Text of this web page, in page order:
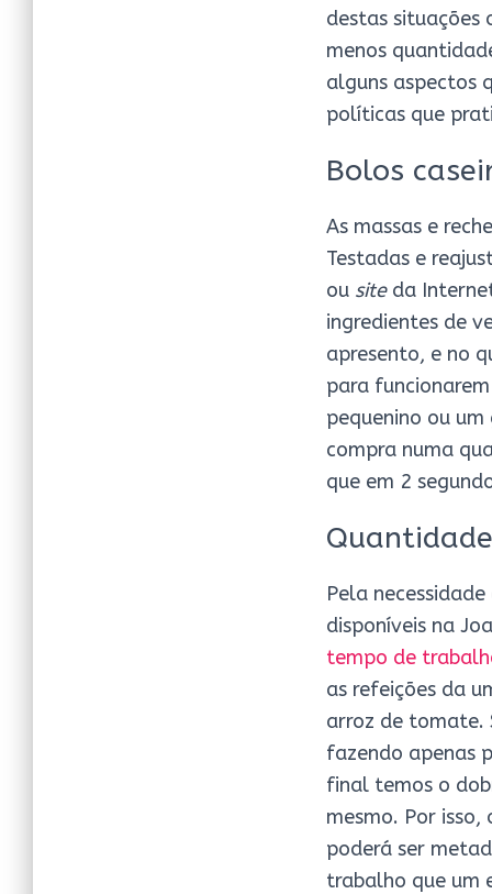
destas situações
menos
alguns aspectos
políticas que
Bolos
As massas e
Testadas e
ou siteda
ingredientes de
apresento, e no
para
pequenino ou
compra numa
que em 2
Pela
disponíveis na
tempo de
as refeições da
arroz de tomate.
fazendo apenas
final temos o
mesmo. Por
poderá ser
trabalho que um